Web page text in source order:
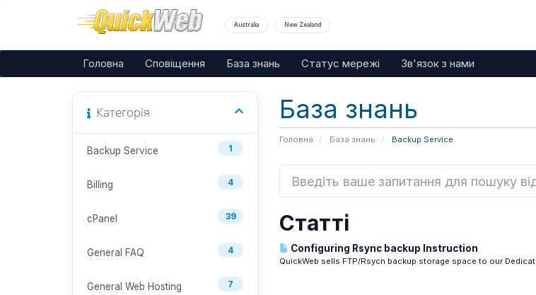
Australia New Zealand
Головна Сповіщення База знань Статус мережі Зв'язок з нами
База знань
Головна База знань Backup Service
Категорія
1
Backup Service
4
Billing
39
cPanel
4
General FAQ
7
General Web Hosting
Статті
Configuring Rsync backup Instruction
QuickWeb sells FTP/Rsycn backup storage space to our